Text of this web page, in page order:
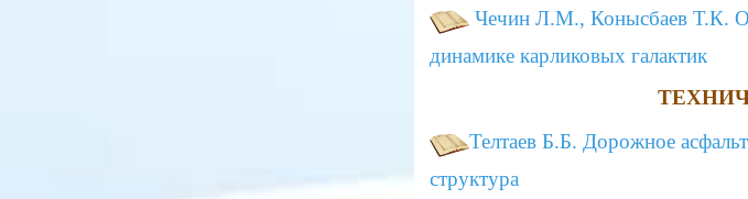
Чечин Л.М., Конысбаев Т.К.
динамике карликовых галактик
Телтаев Б.Б. Дорожное
структура